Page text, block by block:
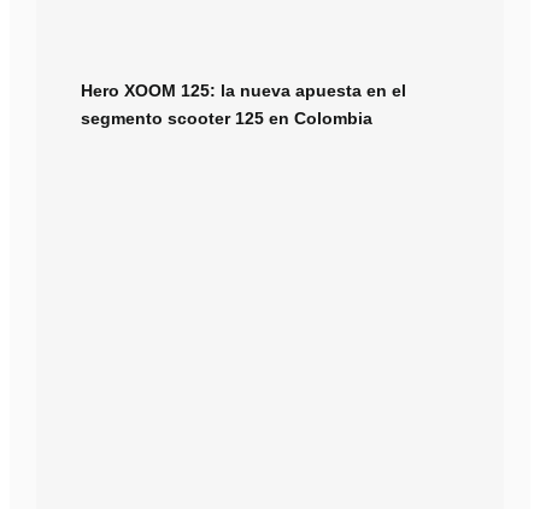
Hero XOOM 125: la nueva apuesta en el
segmento scooter 125 en Colombia